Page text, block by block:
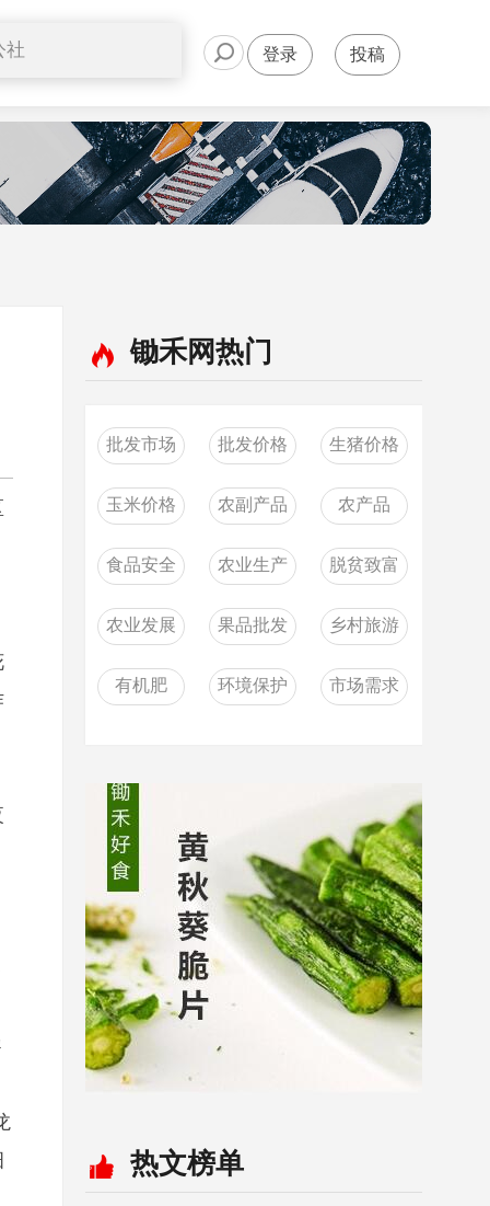
社
采
例
登录 投稿
锄禾网热门
批发市场 批发价格 生猪价格
玉米价格 农副产品 农产品
食品安全 农业生产 脱贫致富
农业发展 果品批发 乡村旅游
有机肥 环境保护 市场需求
热文榜单